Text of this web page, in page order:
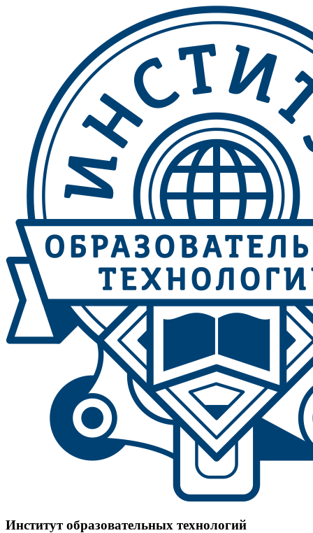
Институт образовательных технологий